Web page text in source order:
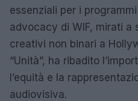
essenziali per i
advocacy di WIF, mirati a
creativi non binari a
“Unità”, ha ribadito
l’equità e la
audiovisiva.